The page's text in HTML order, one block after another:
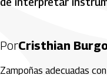
PorCristhian
Zampoñas adecuadas